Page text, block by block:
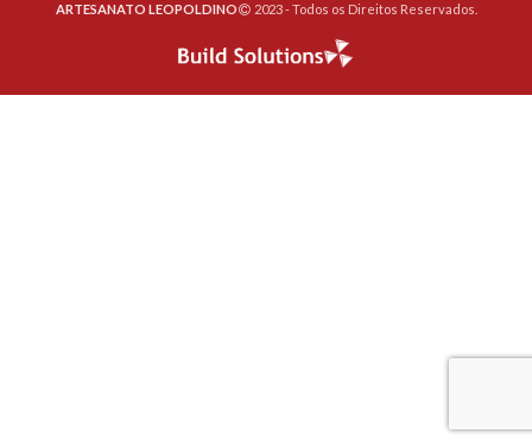
ARTESANATO LEOPOLDINO 2023 - Todos os Direitos Reservados.